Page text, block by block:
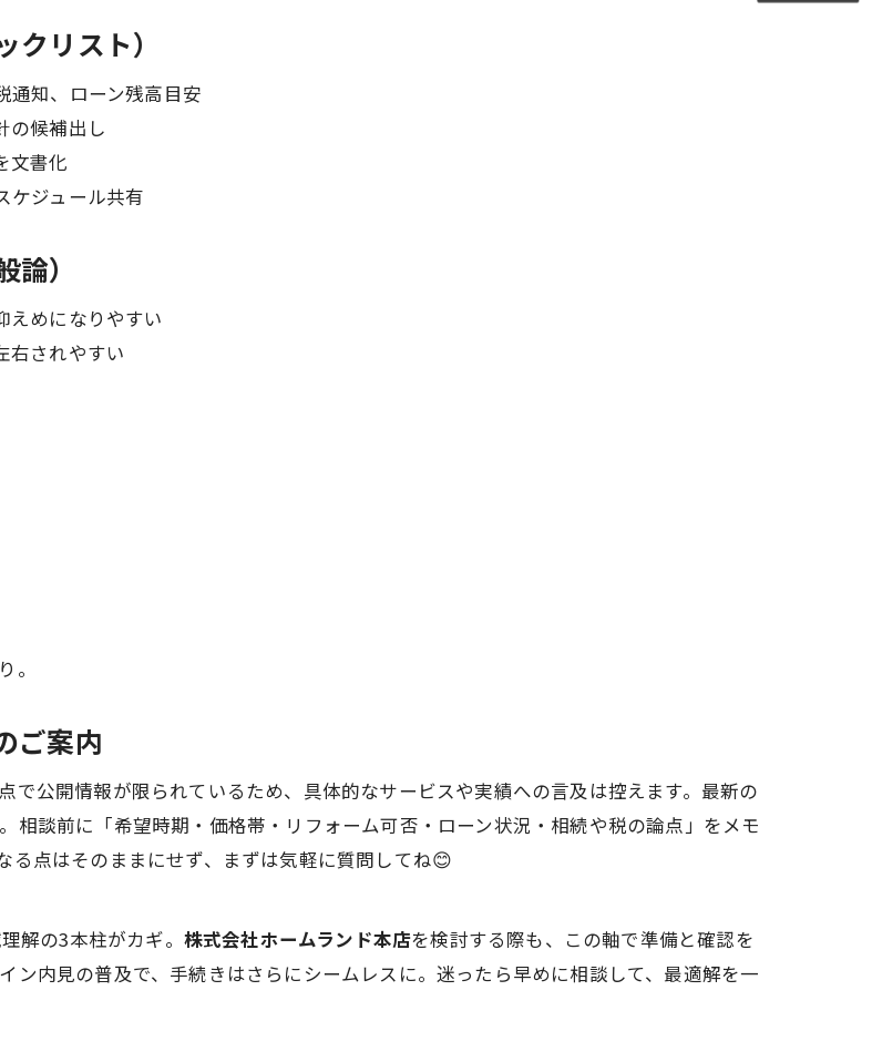
リスト）
通知、ローン残高目安
の候補出し
文書化
ケジュール共有
）
えめになりやすい
右されやすい
。
ご案内
で公開情報が限られているため、具体的なサービスや実績への言及は控えます。最新の
談前に「希望時期・価格帯・リフォーム可否・ローン状況・相続や税の論点」をメモ
る点はそのままにせず、まずは気軽に質問してね😊
解の3本柱がカギ。 株式会社ホームランド本店を検討する際も、この軸で準備と確認を
内見の普及で、手続きはさらにシームレスに。迷ったら早めに相談して、最適解を一